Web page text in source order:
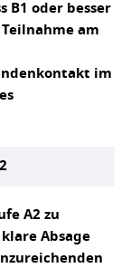
B1 oder besser
am
im
A2 zu
Absage